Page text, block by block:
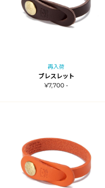
再入荷
ブレスレット
¥7,700 -